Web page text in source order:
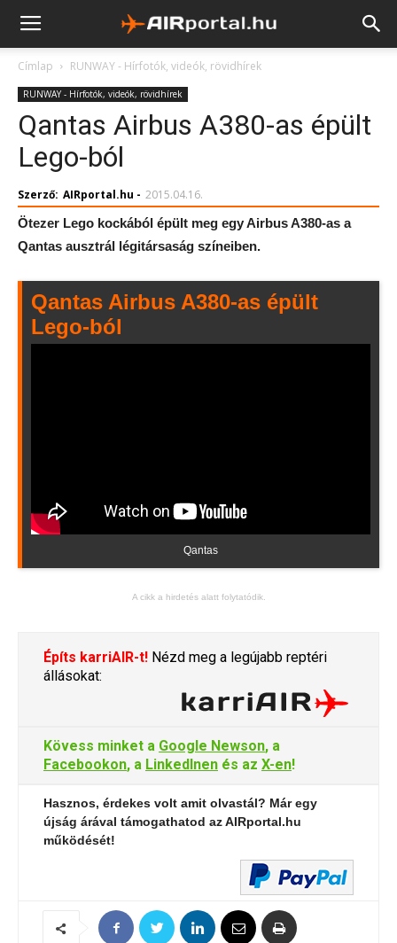
Címlap RUNWAY - Hírfotók, videók, rövidhírek
RUNWAY - Hírfotók, videók, rövidhírek
Qantas Airbus A380-as épült
Lego-ból
Szerző: AIRportal.hu - 2015.04.16.
Ötezer Lego kockából épült meg egy Airbus A380-as a
Qantas ausztrál légitársaság színeiben.
Qantas Airbus A380-as épült
Lego-ból
Qantas
A cikk a hirdetés alatt folytatódik.
Építs karriAIR-t! Nézd meg a legújabb reptéri
állásokat:
Kövess minket a Google Newson, a
Facebookon, a LinkedInen és az X-en!
Hasznos, érdekes volt amit olvastál? Már egy
újság árával támogathatod az AIRportal.hu
működését!